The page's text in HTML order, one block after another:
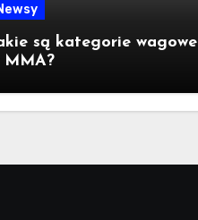
są kategorie wagowe
MMA?